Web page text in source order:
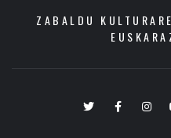
ZABALDU
TwitterFacebook